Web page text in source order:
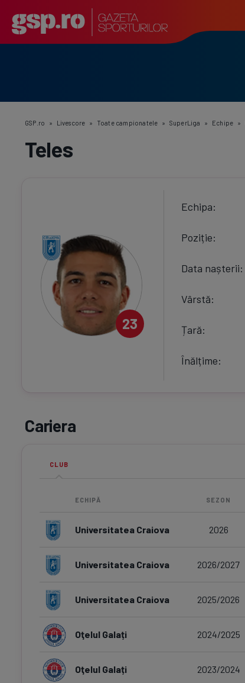
GSP.ro » Livescore » Toate campionatele » SuperLiga » Echipe »
Teles
23
Echipa
Poziție
Data nașterii
Vârstă
Țară
Înălțime
Cariera
CLUB
ECHIPĂ SEZON
Universitatea Craiova 2026
Universitatea Craiova 2026/2027
Universitatea Craiova 2025/2026
Oţelul Galați 2024/2025
Oţelul Galați 2023/2024